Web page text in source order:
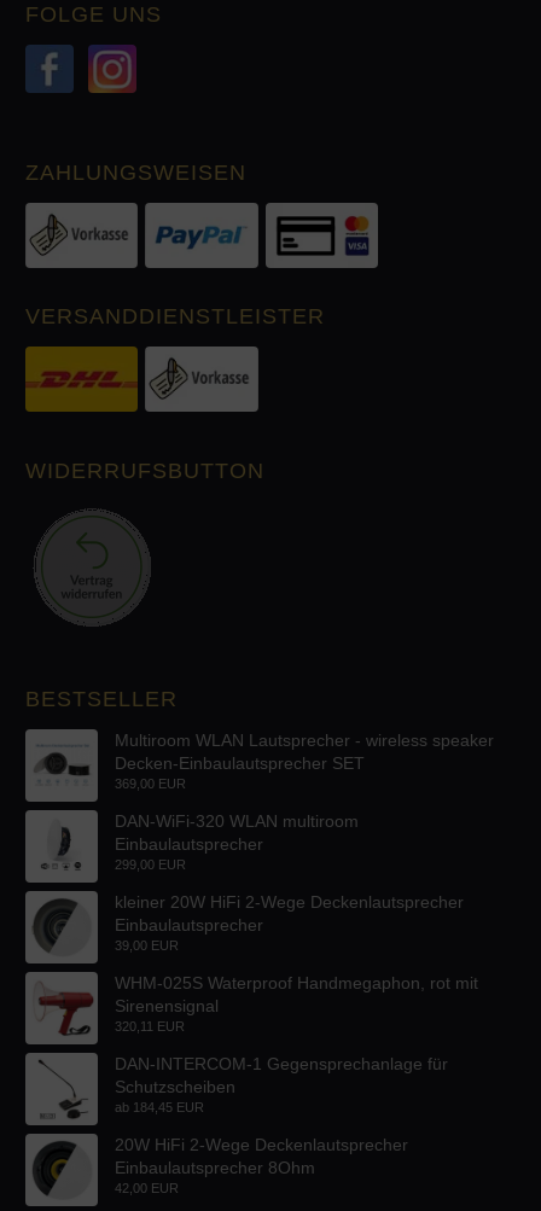
FOLGE UNS
ZAHLUNGSWEISEN
VERSANDDIENSTLEISTER
WIDERRUFSBUTTON
BESTSELLER
Multiroom WLAN Lautsprecher - wireless speaker
Decken-Einbaulautsprecher SET
369,00 EUR
DAN-WiFi-320 WLAN multiroom
Einbaulautsprecher
299,00 EUR
kleiner 20W HiFi 2-Wege Deckenlautsprecher
Einbaulautsprecher
39,00 EUR
WHM-025S Waterproof Handmegaphon, rot mit
Sirenensignal
320,11 EUR
DAN-INTERCOM-1 Gegensprechanlage für
Schutzscheiben
ab 184,45 EUR
20W HiFi 2-Wege Deckenlautsprecher
Einbaulautsprecher 8Ohm
42,00 EUR